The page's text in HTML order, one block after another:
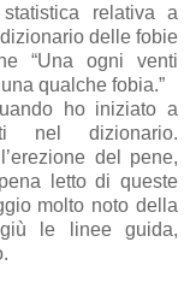
relativa a
delle fobie
“Una ogni venti
qualche fobia.”
ho iniziato a
nel dizionario.
del pene,
letto di queste
molto noto della
le linee guida,